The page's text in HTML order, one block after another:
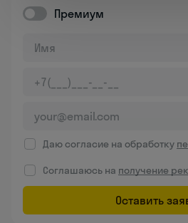
Премиум
Даю согласие на обработку
Соглашаюсь на получение
Оставить